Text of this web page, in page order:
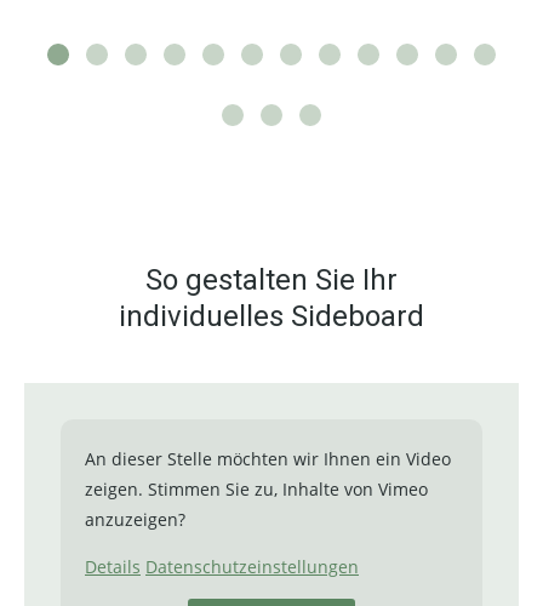
So gestalten Sie Ihr
individuelles Sideboard
An dieser Stelle möchten wir Ihnen ein Video
zeigen. Stimmen Sie zu, Inhalte von Vimeo
anzuzeigen?
Details Datenschutzeinstellungen